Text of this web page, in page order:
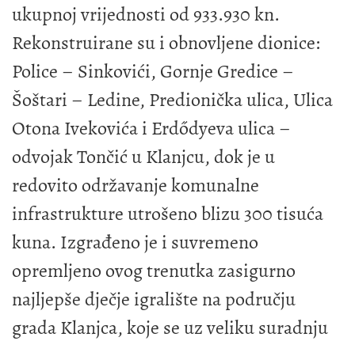
ukupnoj vrijednosti od 933.930 kn.
Rekonstruirane su i obnovljene dionice:
Police – Sinkovići, Gornje Gredice –
Šoštari – Ledine, Predionička ulica, Ulica
Otona Ivekovića i Erdődyeva ulica –
odvojak Tončić u Klanjcu, dok je u
redovito održavanje komunalne
infrastrukture utrošeno blizu 300 tisuća
kuna. Izgrađeno je i suvremeno
opremljeno ovog trenutka zasigurno
najljepše dječje igralište na području
grada Klanjca, koje se uz veliku suradnju